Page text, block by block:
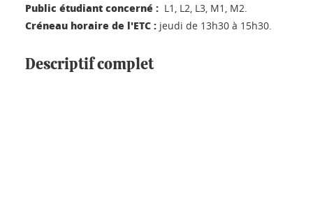
Public étudiant concerné : L1, L2, L3, M1, M2.
Créneau horaire de l'ETC : jeudi de 13h30 à 15h30.
Descriptif complet